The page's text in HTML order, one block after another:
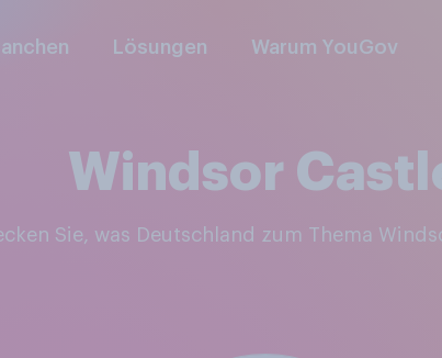
Lösungen Warum YouGov
Windsor
Sie, was Deutschland zum Thema